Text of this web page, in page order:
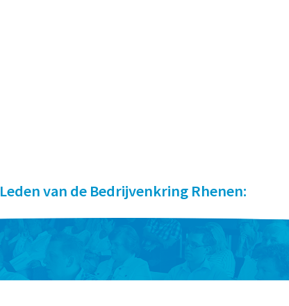
Leden van de Bedrijvenkring Rhenen: